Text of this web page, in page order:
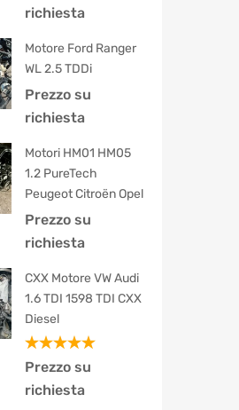
richiesta
Motore Ford Ranger
WL 2.5 TDDi
Prezzo su
richiesta
Motori HM01 HM05
1.2 PureTech
Peugeot Citroën Opel
Prezzo su
richiesta
CXX Motore VW Audi
1.6 TDI 1598 TDI CXX
Diesel
Valutato
Prezzo su
richiesta